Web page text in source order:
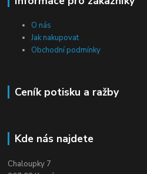
O nás
Jak nakupovat
Obchodní podmínky
Ceník potisku a ražby
Kde nás najdete
Chaloupky 7